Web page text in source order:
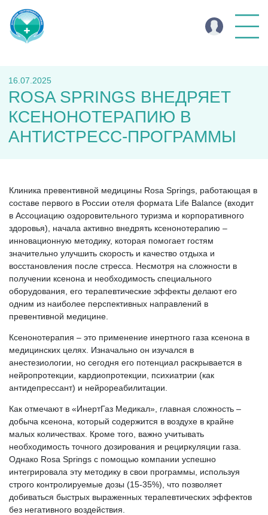
16.07.2025
ROSA SPRINGS ВНЕДРЯЕТ
КСЕНОНОТЕРАПИЮ В
АНТИСТРЕСС-ПРОГРАММЫ
Клиника превентивной медицины Rosa Springs, работающая в
составе первого в России отеля формата Life Balance (входит
в Ассоциацию оздоровительного туризма и корпоративного
здоровья), начала активно внедрять ксенонотерапию –
инновационную методику, которая помогает гостям
значительно улучшить скорость и качество отдыха и
восстановления после стресса. Несмотря на сложности в
получении ксенона и необходимость специального
оборудования, его терапевтические эффекты делают его
одним из наиболее перспективных направлений в
превентивной медицине.
Ксенонотерапия – это применение инертного газа ксенона в
медицинских целях. Изначально он изучался в
анестезиологии, но сегодня его потенциал раскрывается в
нейропротекции, кардиопротекции, психиатрии (как
антидепрессант) и нейрореабилитации.
Как отмечают в «ИнертГаз Медикал», главная сложность –
добыча ксенона, который содержится в воздухе в крайне
малых количествах. Кроме того, важно учитывать
необходимость точного дозирования и рециркуляции газа.
Однако Rosa Springs с помощью компании успешно
интегрировала эту методику в свои программы, используя
строго контролируемые дозы (15-35%), что позволяет
добиваться быстрых выраженных терапевтических эффектов
без негативного воздействия.